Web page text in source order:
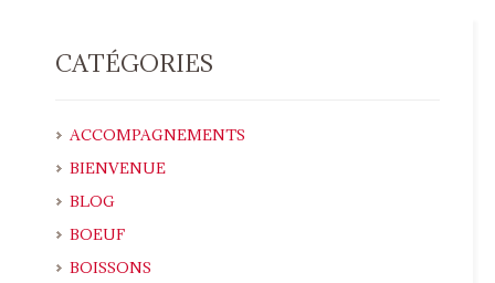
CATÉGORIES
ACCOMPAGNEMENTS
BIENVENUE
BLOG
BOEUF
BOISSONS